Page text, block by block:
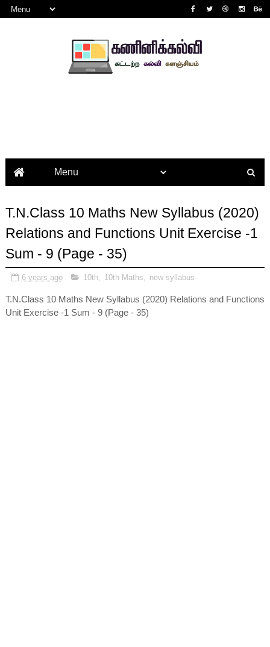
T.N.Class 10 Maths New Syllabus (2020)
Relations and Functions Unit Exercise -1
Sum - 9 (Page - 35)
6 years ago 10th, 10th Maths new syllabus
T.N.Class 10 Maths New Syllabus (2020) Relations and Functions
Unit Exercise -1 Sum - 9 (Page - 35)